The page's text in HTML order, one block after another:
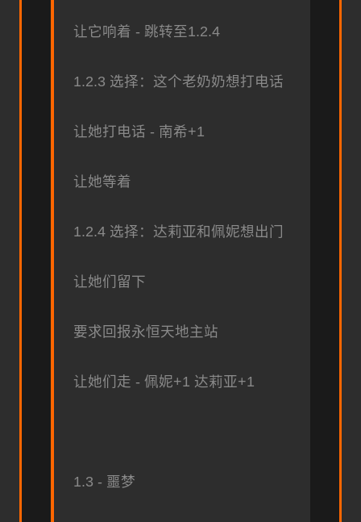
让它响着 - 跳转至1.2.4
1.2.3 选择：这个老奶奶想打电话
让她打电话 - 南希+1
让她等着
1.2.4 选择：达莉亚和佩妮想出门
让她们留下
要求回报永恒天地主站
让她们走 - 佩妮+1 达莉亚+1
1.3 - 噩梦